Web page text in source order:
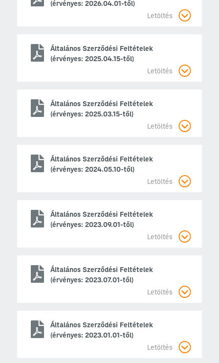
(érvényes: 2026.04.01-től)
Letöltés
Általános Szerződési Feltételek
(érvényes: 2025.04.15-től)
Letöltés
Általános Szerződési Feltételek
(érvényes: 2025.03.15-től)
Letöltés
Általános Szerződési Feltételek
(érvényes: 2024.05.10-től)
Letöltés
Általános Szerződési Feltételek
(érvényes: 2023.09.01-től)
Letöltés
Általános Szerződési Feltételek
(érvényes: 2023.07.01-től)
Letöltés
Általános Szerződési Feltételek
(érvényes: 2023.01.01-től)
Letöltés